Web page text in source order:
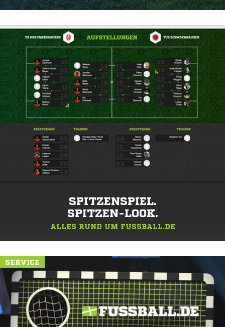
SPITZENSPIEL.
SPITZEN-LOOK.
ALLES RUND UM FUSSBALL.DE
SERVICE